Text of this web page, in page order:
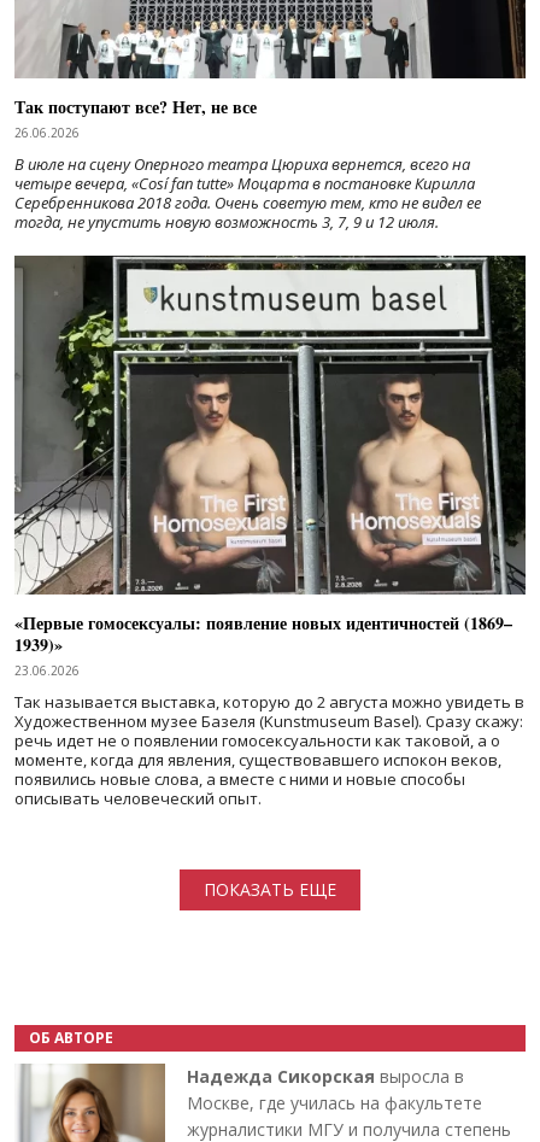
Так поступают все? Нет, не все
26.06.2026
В июле на сцену Оперного театра Цюриха вернется, всего на
четыре вечера, «Cosí fan tutte» Моцарта в постановке Кирилла
Серебренникова 2018 года. Очень советую тем, кто не видел ее
тогда, не упустить новую возможность 3, 7, 9 и 12 июля.
«Первые гомосексуалы: появление новых идентичностей (1869–
1939)»
23.06.2026
Так называется выставка, которую до 2 августа можно увидеть в
Художественном музее Базеля (Kunstmuseum Basel). Сразу скажу:
речь идет не о появлении гомосексуальности как таковой, а о
моменте, когда для явления, существовавшего испокон веков,
появились новые слова, а вместе с ними и новые способы
описывать человеческий опыт.
ПОКАЗАТЬ ЕЩЕ
ОБ АВТОРЕ
Надежда Сикорская выросла в
Москве, где училась на факультете
журналистики МГУ и получила степень